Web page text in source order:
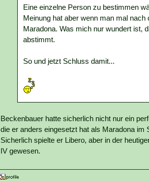
Eine einzelne Person zu bestimmen
Meinung hat aber wenn man mal
Maradona. Was mich nur wundert ist,
abstimmt.
So und jetzt Schluss damit...
Beckenbauer hatte sicherlich nicht nur ein
die er anders eingesetzt hat als Maradona im
Sicherlich spielte er Libero, aber in der
IV gewesen.